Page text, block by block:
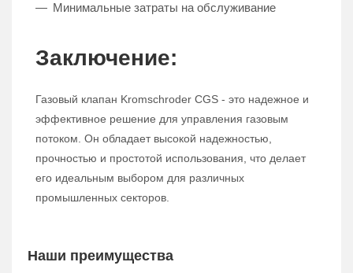
Минимальные затраты на обслуживание
Заключение:
Газовый клапан Kromschroder CGS - это надежное и
эффективное решение для управления газовым
потоком. Он обладает высокой надежностью,
прочностью и простотой использования, что делает
его идеальным выбором для различных
промышленных секторов.
Наши преимущества